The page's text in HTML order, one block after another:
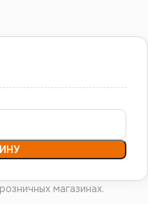
магазинах.